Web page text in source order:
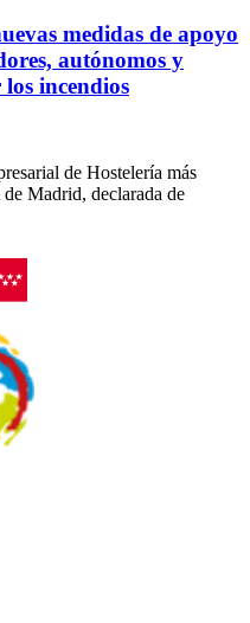
medidas de apoyo
autónomos y
los incendios
de Hostelería más
Madrid, declarada de